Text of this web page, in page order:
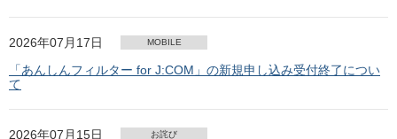
2026年07月17日 MOBILE
「あんしんフィルター for J:COM」の新規申し込み受付終了につい
て
2026年07月15日 お詫び